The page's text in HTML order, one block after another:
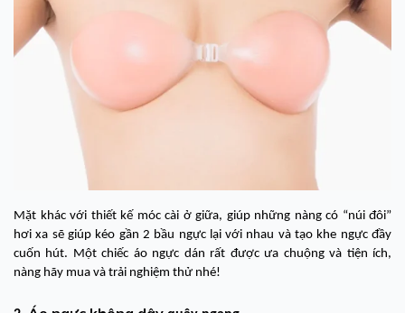
Mặt khác với thiết kế móc cài ở giữa, giúp những nàng có “núi đôi”
hơi xa sẽ giúp kéo gần 2 bầu ngực lại với nhau và tạo khe ngực đầy
cuốn hút. Một chiếc áo ngực dán rất được ưa chuộng và tiện ích,
nàng hãy mua và trải nghiệm thử nhé!